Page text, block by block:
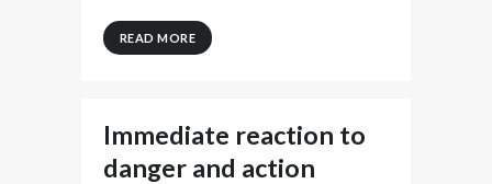
READ MORE
Immediate reaction to
danger and action